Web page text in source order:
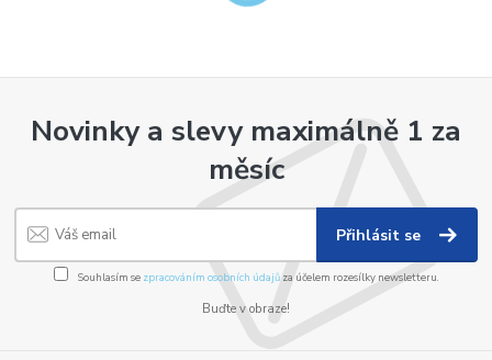
Novinky a slevy maximálně 1 za
měsíc
Přihlásit se
Souhlasím se zpracováním osobních údajůza účelem rozesílky newsletteru.
Buďte v obraze!